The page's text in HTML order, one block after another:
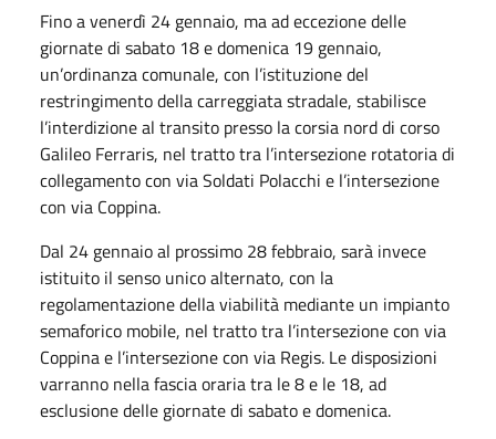
Fino a venerdì 24 gennaio, ma ad eccezione delle
giornate di sabato 18 e domenica 19 gennaio,
un’ordinanza comunale, con l’istituzione del
restringimento della carreggiata stradale, stabilisce
l’interdizione al transito presso la corsia nord di corso
Galileo Ferraris, nel tratto tra l’intersezione rotatoria di
collegamento con via Soldati Polacchi e l’intersezione
con via Coppina.
Dal 24 gennaio al prossimo 28 febbraio, sarà invece
istituito il senso unico alternato, con la
regolamentazione della viabilità mediante un impianto
semaforico mobile, nel tratto tra l’intersezione con via
Coppina e l’intersezione con via Regis. Le disposizioni
varranno nella fascia oraria tra le 8 e le 18, ad
esclusione delle giornate di sabato e domenica.